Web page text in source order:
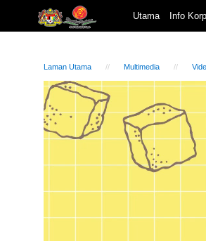
Utama Info
Laman Utama Multimedia
Video
Player